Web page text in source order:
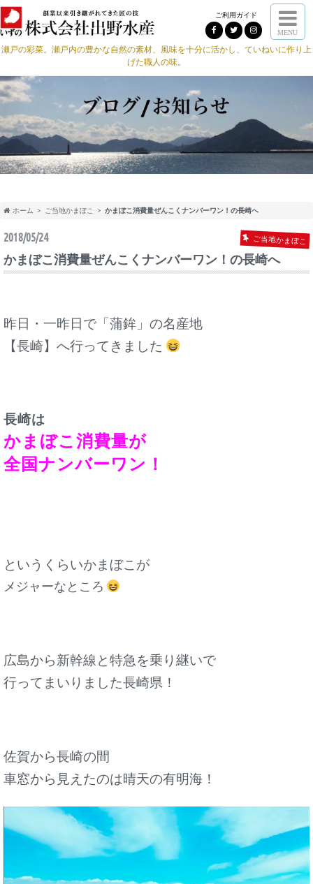
ご利用ガイド
MENU
瀬戸の彩菜。瀬戸内の豊かな自然の素材、風味を十分に活かし、ていねいに作り上
げた職人の味。
ホーム ご当地かまぼこ かまぼこ消費量ぜんこくナンバーワン！の長崎へ
2018/05/24 ご当地かまぼこ
かまぼこ消費量ぜんこくナンバーワン！の長崎へ
昨日・一昨日で「蒲鉾」の名産地
【長崎】へ行ってきました
長崎は
かまぼこ消費量が
全国ナンバーワン！
というくらいかまぼこが
メジャーなところ
広島から新幹線と特急を乗り継いで
行ってまいりました長崎県！
佐賀から長崎の間
車窓から見えたのは晴天の有明海！